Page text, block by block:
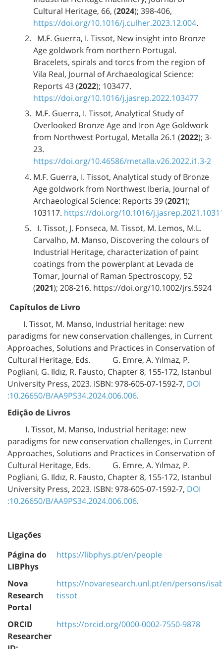
Cultural Heritage, 66, (2024); 398-406,
https://doi.org/10.1016/j.culher.2023.12.004.
M.F. Guerra, I. Tissot, New insight into Bronze
Age goldwork from northern Portugal.
Bracelets, spirals and torcs from the region of
Vila Real, Journal of Archaeological Science:
Reports 43 (2022); 103477.
https://doi.org/10.1016/j.jasrep.2022.103477
M.F. Guerra, I. Tissot, Analytical Study of
Overlooked Bronze Age and Iron Age Goldwork
from Northwest Portugal, Metalla 26.1 (2022); 3-
23.
https://doi.org/10.46586/metalla.v26.2022.i1.3-2
M.F. Guerra, I. Tissot, Analytical study of Bronze
Age goldwork from Northwest Iberia, Journal of
Archaeological Science: Reports 39 (2021);
103117. https://doi.org/10.1016/
I. Tissot, J. Fonseca, M. Tissot, M. Lemos, M.L.
Carvalho, M. Manso, Discovering the colours of
Industrial Heritage, characterization of paint
coatings from the powerplant at Levada de
Tomar, Journal of Raman Spectroscopy, 52
(2021); 208-216. https://doi.org/10.1002/jrs.5924
Capítulos de Livro
I. Tissot, M. Manso, Industrial heritage: new
paradigms for new conservation challenges, in Current
Approaches, Solutions and Practices in Conservation of
Cultural Heritage, Eds. G. Emre, A. Yılmaz, P.
Pogliani, G. Ildız, R. Fausto, Chapter 8, 155-172, Istanbul
University Press, 2023. ISBN: 978-605-07-1592-7, DOI
:10.26650/B/AA9PS34.2024.006.006.
Edição de Livros
I. Tissot, M. Manso, Industrial heritage: new
paradigms for new conservation challenges, in Current
Approaches, Solutions and Practices in Conservation of
Cultural Heritage, Eds. G. Emre, A. Yılmaz, P.
Pogliani, G. Ildız, R. Fausto, Chapter 8, 155-172, Istanbul
University Press, 2023. ISBN: 978-605-07-1592-7, DOI
:10.26650/B/AA9PS34.2024.006.006.
Ligações
Página do
LIBPhys
https://libphys.pt/en/people
Nova
Research
Portal
https://novaresearch.unl.pt/en/persons/
tissot
ORCID
Researcher
https://orcid.org/0000-0002-7550-9878